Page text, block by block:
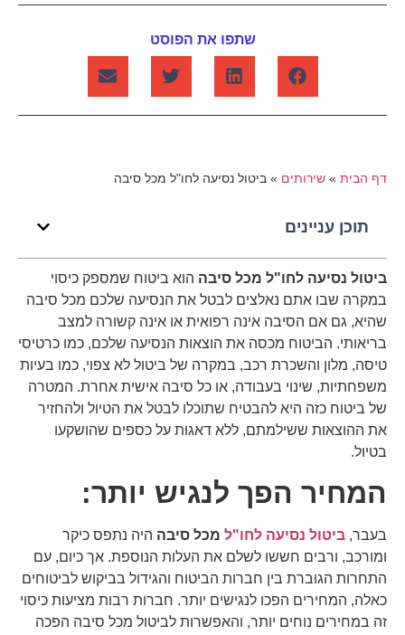
שתפו את הפוסט
דף הבית» שירותים» ביטול נסיעה לחו"ל מכל סיבה
תוכן עניינים
ביטול נסיעה לחו"ל מכל סיבההוא ביטוח שמספק כיסוי
במקרה שבו אתם נאלצים לבטל את הנסיעה שלכם מכל סיבה
שהיא, גם אם הסיבה אינה רפואית או אינה קשורה למצב
בריאותי. הביטוח מכסה את הוצאות הנסיעה שלכם, כמו כרטיסי
טיסה, מלון והשכרת רכב, במקרה של ביטול לא צפוי, כמו בעיות
משפחתיות, שינוי בעבודה, או כל סיבה אישית אחרת. המטרה
של ביטוח כזה היא להבטיח שתוכלו לבטל את הטיול ולהחזיר
את ההוצאות ששילמתם, ללא דאגות על כספים שהושקעו
בטיול.
המחיר הפך לנגיש יותר:
בעבר, ביטול נסיעה לחו"למכל סיבההיה נתפס כיקר
ומורכב, ורבים חששו לשלם את העלות הנוספת. אך כיום, עם
התחרות הגוברת בין חברות הביטוח והגידול בביקוש לביטוחים
כאלה, המחירים הפכו לנגישים יותר. חברות רבות מציעות כיסוי
זה במחירים נוחים יותר, והאפשרות לביטול מכל סיבה הפכה